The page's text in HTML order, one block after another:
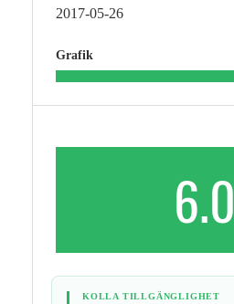
2017-05-26
Grafik
6.0
KOLLA TILLGÄNGLIGHET